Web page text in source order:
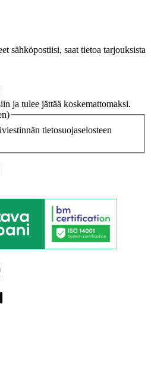
sähköpostiisi, saat tietoa tarjouksista
ja tulee jättää koskemattomaksi.
tietosuojaselosteen